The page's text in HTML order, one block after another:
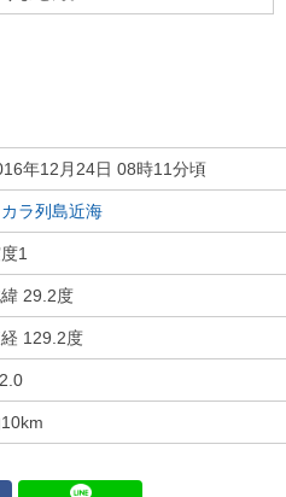
年12月24日 08時11分頃
カラ列島近海
1
29.2度
129.2度